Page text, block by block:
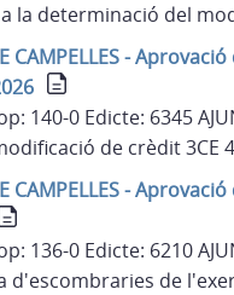
la determinació del
CAMPELLES -
140-0 Edicte: 6345
de crèdit 3CE
CAMPELLES -
136-0 Edicte: 6210
d'escombraries de